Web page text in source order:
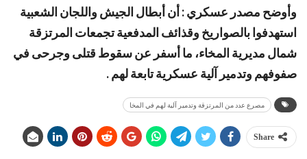
وأوضح مصدر عسكري : أن أبطال الجيش واللجان الشعبية
استهدفوا بالصواريخ وقذائف المدفعية تجمعات المرتزقة
شمال مديرية المخاء، ما أسفر عن سقوط قتلى وجرحى في
صفوفهم وتدمير آلية عسكرية تابعة لهم .
مصرع عدد من المرتزقة وتدمير آلية لهم في المخا
Share